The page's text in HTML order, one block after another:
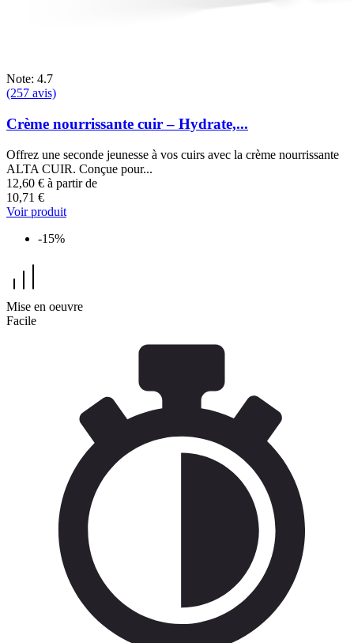
Note: 4.7
(257 avis)
Crème nourrissante cuir – Hydrate,...
Offrez une seconde jeunesse à vos cuirs avec la crème nourrissante
ALTA CUIR. Conçue pour...
12,60 € à partir de
10,71 €
Voir produit
-15%
Mise en oeuvre
Facile